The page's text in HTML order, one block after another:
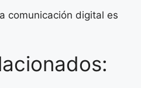
comunicación digital es